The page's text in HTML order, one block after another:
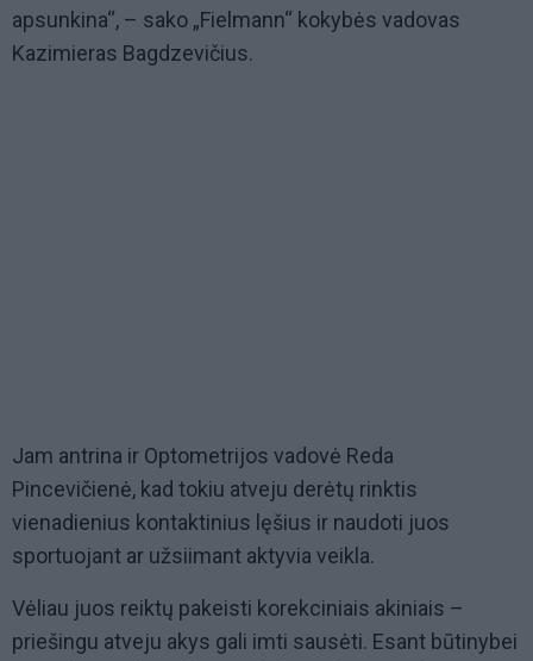
apsunkina“, – sako „Fielmann“ kokybės vadovas
Kazimieras Bagdzevičius.
Jam antrina ir Optometrijos vadovė Reda
Pincevičienė, kad tokiu atveju derėtų rinktis
vienadienius kontaktinius lęšius ir naudoti juos
sportuojant ar užsiimant aktyvia veikla.
Vėliau juos reiktų pakeisti korekciniais akiniais –
priešingu atveju akys gali imti sausėti. Esant būtinybei